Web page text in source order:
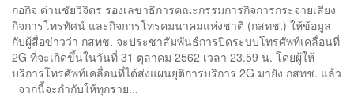
ก่อกิจ ด่านชัยวิจิตร รองเลขาธิการคณะกรรมการกิจการกระจายเสียง
กิจการโทรทัศน์ และกิจการโทรคมนาคมแห่งชาติ (กสทช.) ให้ข้อมูล
กับผู้สื่อข่าวว่า กสทช. จะประชาสัมพันธ์การปิดระบบโทรศัพท์เคลื่อนที่
2G ที่จะเกิดขึ้นในวันที่ 31 ตุลาคม 2562 เวลา 23.59 น. โดยผู้ให้
บริการโทรศัพท์เคลื่อนที่ได้ส่งแผนยุติการบริการ 2G มายัง กสทช. แล้ว
จากนี้จะกำกับให้ทุกราย...